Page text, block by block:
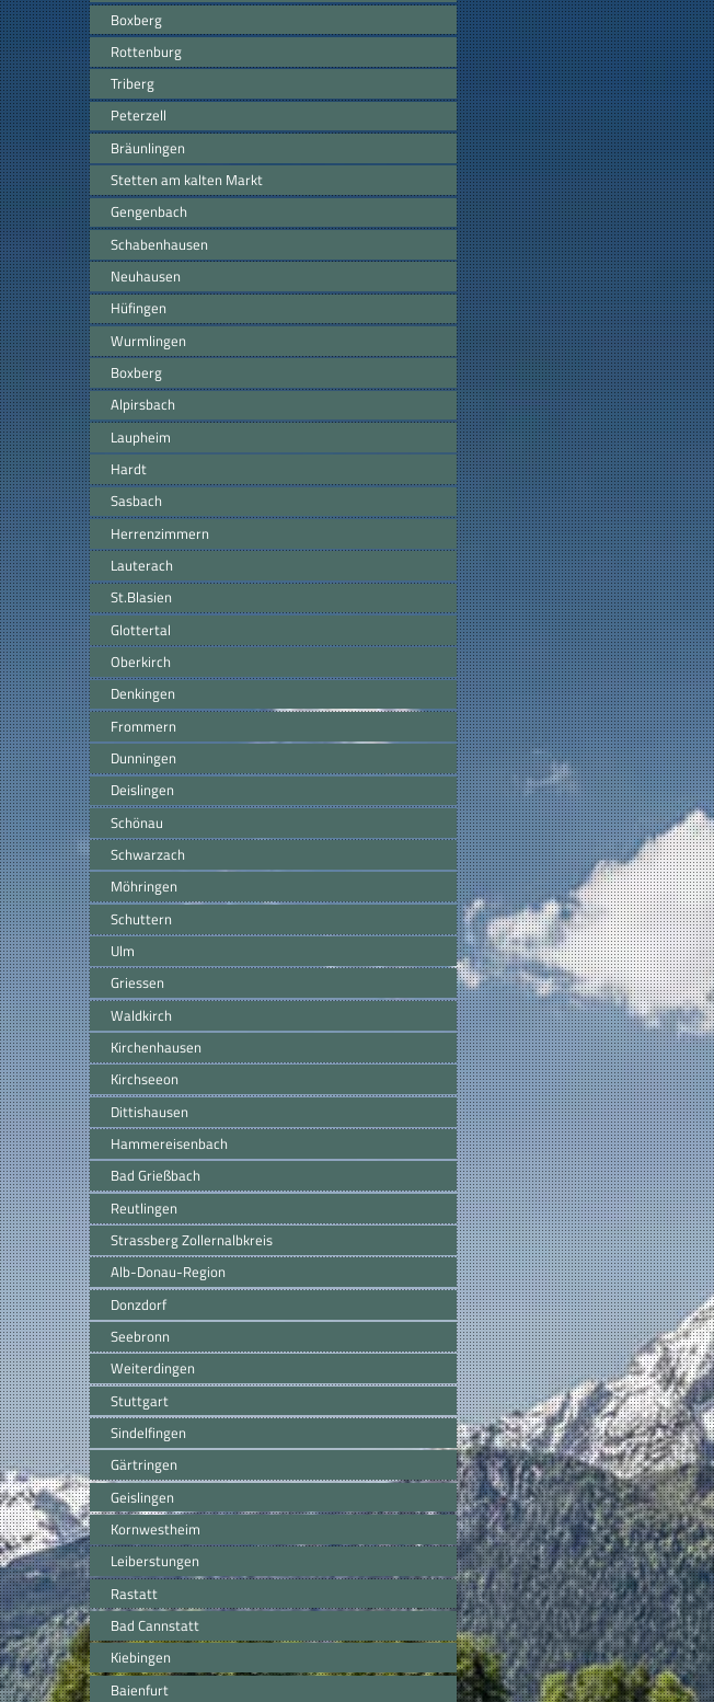
Boxberg
Rottenburg
Triberg
Peterzell
Bräunlingen
Stetten am kalten Markt
Gengenbach
Schabenhausen
Neuhausen
Hüfingen
Wurmlingen
Boxberg
Alpirsbach
Laupheim
Hardt
Sasbach
Herrenzimmern
Lauterach
St.Blasien
Glottertal
Oberkirch
Denkingen
Frommern
Dunningen
Deislingen
Schönau
Schwarzach
Möhringen
Schuttern
Ulm
Griessen
Waldkirch
Kirchenhausen
Kirchseeon
Dittishausen
Hammereisenbach
Bad Grießbach
Reutlingen
Strassberg Zollernalbkreis
Alb-Donau-Region
Donzdorf
Seebronn
Weiterdingen
Stuttgart
Sindelfingen
Gärtringen
Geislingen
Kornwestheim
Leiberstungen
Rastatt
Bad Cannstatt
Kiebingen
Baienfurt